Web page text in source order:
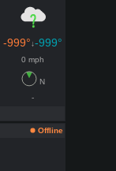
-999°↓-999°
0 mph
N
-
Offline